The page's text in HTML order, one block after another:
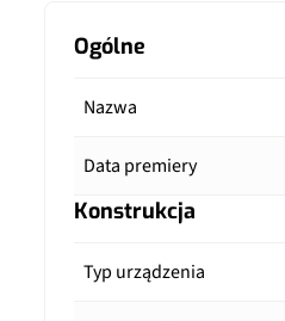
Ogólne
Nazwa
Data premiery
Konstrukcja
Typ urządzenia